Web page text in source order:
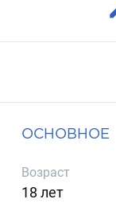
ОСНОВНОЕ
Возраст
18 лет